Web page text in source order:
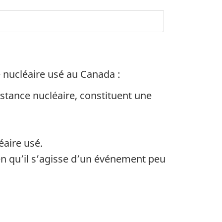
usé au Canada :
nucléaire, constituent une
usé.
s’agisse d’un événement peu